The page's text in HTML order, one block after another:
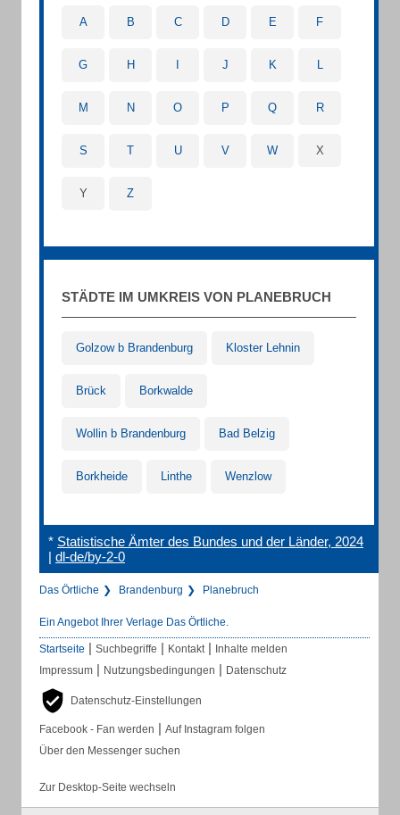
A B C D E F
G H J K L
M N O P Q R
S T U V W X
Y Z
STÄDTE IM UMKREIS VON PLANEBRUCH
Golzow b Brandenburg Kloster Lehnin
Brück Borkwalde
Wollin b Brandenburg Bad Belzig
Borkheide Linthe Wenzlow
* Statistische Ämter des Bundes und der Länder, 2024
| dl-de/by-2-0
Das Örtliche Brandenburg Planebruch
Ein Angebot Ihrer Verlage Das Örtliche.
Startseite | Suchbegriffe | Kontakt | Inhalte melden
Impressum | Nutzungsbedingungen | Datenschutz
Datenschutz-Einstellungen
Facebook - Fan werden | Auf Instagram folgen
Über den Messenger suchen
Zur Desktop-Seite wechseln